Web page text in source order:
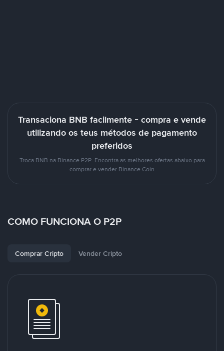
Transaciona BNB facilmente - compra e vende
utilizando os teus métodos de pagamento
preferidos
Troca BNB na Binance P2P. Encontra as melhores ofertas abaixo para
comprar e vender Binance Coin
COMO FUNCIONA O P2P
Comprar Cripto Vender Cripto